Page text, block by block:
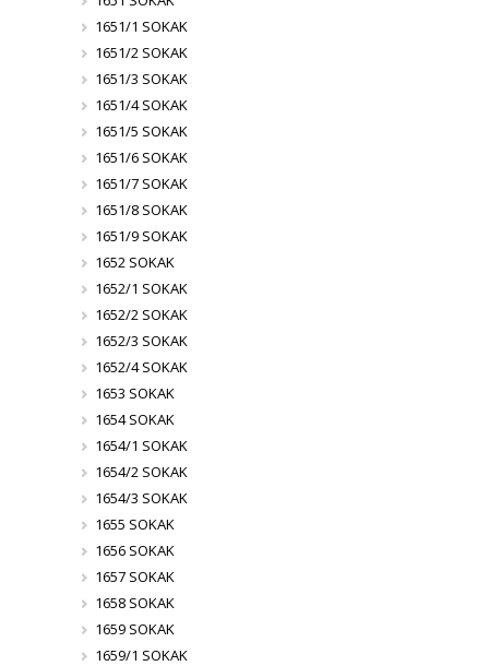
1651/1 SOKAK
1651/2 SOKAK
1651/3 SOKAK
1651/4 SOKAK
1651/5 SOKAK
1651/6 SOKAK
1651/7 SOKAK
1651/8 SOKAK
1651/9 SOKAK
1652 SOKAK
1652/1 SOKAK
1652/2 SOKAK
1652/3 SOKAK
1652/4 SOKAK
1653 SOKAK
1654 SOKAK
1654/1 SOKAK
1654/2 SOKAK
1654/3 SOKAK
1655 SOKAK
1656 SOKAK
1657 SOKAK
1658 SOKAK
1659 SOKAK
1659/1 SOKAK